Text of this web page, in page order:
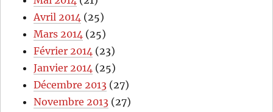
Avril 2014 (25)
Mars 2014 (25)
Février 2014 (23)
Janvier 2014 (25)
Décembre 2013 (27)
Novembre 2013 (27)